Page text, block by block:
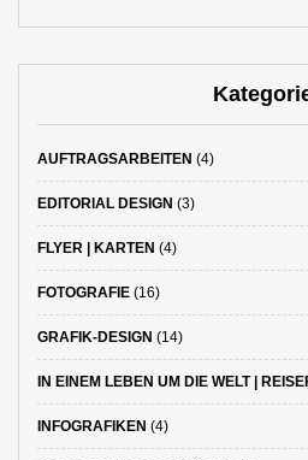
AUFTRAGSARBEITEN (4)
EDITORIAL DESIGN (3)
FLYER | KARTEN (4)
FOTOGRAFIE (16)
GRAFIK-DESIGN (14)
IN EINEM LEBEN UM DIE WELT |
INFOGRAFIKEN (4)